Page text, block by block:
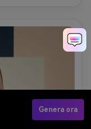
Genera ora